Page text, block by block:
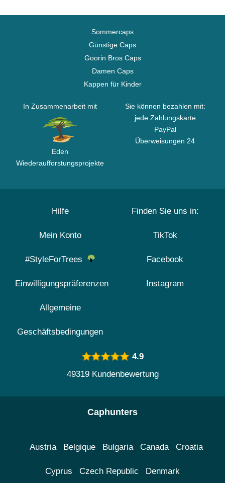
Sommercaps
Günstige Caps
Goorin Bros Caps
Damen Caps
Kappen für Kinder
In Zusammenarbeit mit
Eden
Wiederaufforstungsprojekte
Sie können bezahlen mit:
jede Zahlungskarte
PayPal
Überweisungen 24
Hilfe
Mein Konto
#StyleForTrees
Einwilligungspräferenzen
Allgemeine
Geschäftsbedingungen
Finden Sie uns in:
TikTok
Facebook
Instagram
4.9
49319 Kundenbewertung
Caphunters
Austria Belgique Bulgaria Canada Croatia
Cyprus Czech Republic Denmark